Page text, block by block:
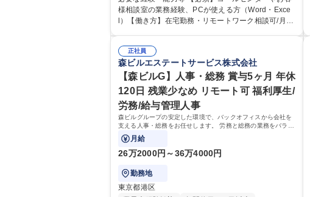
活かしていく上で、窓口となるお客様相談室でのお
仕事です。 日々お客様からいただくキリングループ
るとともにグループ内活動に反映しています。 【具
体的には】電話応対、メール、お手紙対応、ご指摘
品調査報告書作成、有人チャットボット対応など。
【1日の対応件数】■電話：月間一人当たり平均100
件前後■メール・手紙：同上40件前後 募集職種 中野
本社【お客様相談室】お客様のお声をもとにより良
い商品づくりへ貢献
様相談室の業務経験、PCが使える方（Word・Exce
l）【働き方】在宅勤務・リモートワーク相談可/月平
た段階でメール・手紙のOJTを実施する予定です。独
り立ち以降もしっかりフォローする体制を整えてい
ますのでご安心ください。 【当社について】キリン
グループの広報機能を担う会社として、お客様との
出会いを大切にし、磨き上げたホスピタリティを込
めてコミュニケーションをとりながら広報関連業務
を行っております。 学歴・資格 学歴：大学院 大学
高専 短大 専修学校 高校 語学力： 資格：
正社員
森ビルエステートサービス株式会社
【森ビルG】人事・総務 賞与5ヶ月 年休
120日 残業少なめ リモート可 福利厚生/
労務/給与管理人事
森ビルグループの安定した環境で、バックオフィスから会社を
支える人事・総務をお任せします。 労務と総務の業務をバラン
スよく担当し、ゆくゆくは制度改定などのコア業務にも挑戦で
きる、やりがいある環境です。
月給
26万2000円～36万4000円
勤務地
東京都港区